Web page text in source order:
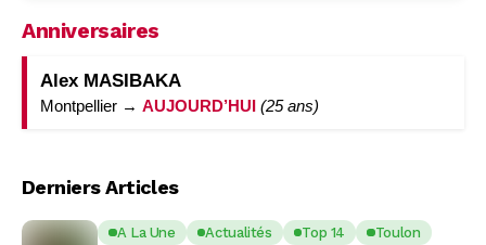
Anniversaires
Alex MASIBAKA
Montpellier → AUJOURD’HUI (25 ans)
Derniers Articles
A La Une Actualités Top 14
Toulon